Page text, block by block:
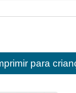
para